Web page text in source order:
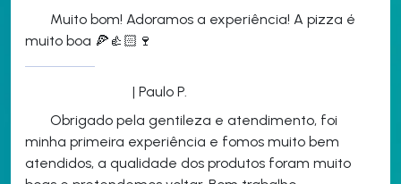
Muito bom! Adoramos a experiência! A pizza é
muito boa 🍕👍🏻🍷
| Paulo P.
Obrigado pela gentileza e atendimento, foi
minha primeira experiência e fomos muito bem
atendidos, a qualidade dos produtos foram muito